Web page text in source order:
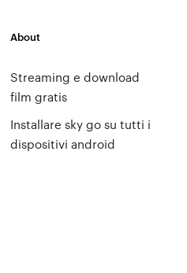
About
Streaming e download
film gratis
Installare sky go su tutti i
dispositivi android